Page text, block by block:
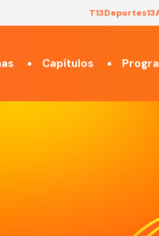
T13Deportes13
Capítulos